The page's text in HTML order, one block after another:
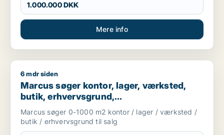
1.000.000 DKK
Mere info
Marcus søger kontor, lager, værksted, butik,
6 mdr siden
Marcus søger kontor, lager, værksted,
butik, erhvervsgrund,
boligudlejningsejendom,
produktionslokaler eller garage til salg i
Storkøbenhavn
Marcus søger 0-1000 m2 kontor / lager / værksted /
butik / erhvervsgrund til salg